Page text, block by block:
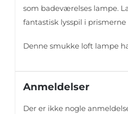
som badeværelses lampe.
fantastisk lysspil i
Denne smukke loft lampe
Anmeldelser
Der er ikke nogle